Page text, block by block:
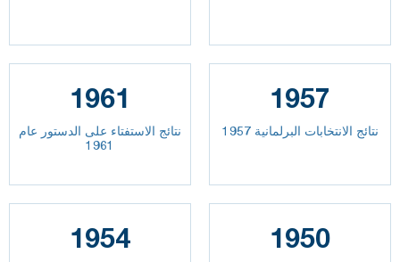
1961
نتائج الاستفتاء على الدستور عام
1961
1957
نتائج الانتخابات البرلمانية 1957
1954 1950